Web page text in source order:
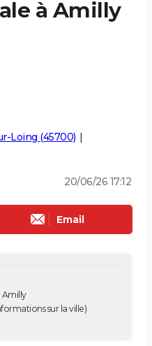
à Amilly
Loing (45700)
20/06/26 17:12
Email
Amilly
sur la ville)